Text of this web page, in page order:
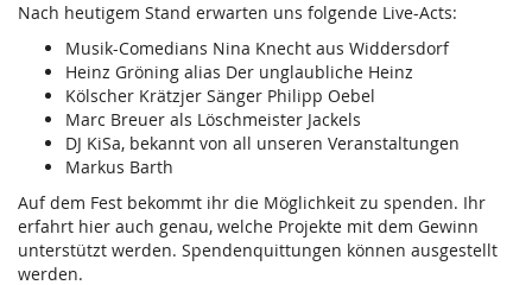
Nach heutigem Stand erwarten uns folgende Live-Acts:
Musik-Comedians Nina Knecht aus Widdersdorf
Heinz Gröning alias Der unglaubliche Heinz
Kölscher Krätzjer Sänger Philipp Oebel
Marc Breuer als Löschmeister Jackels
DJ KiSa, bekannt von all unseren Veranstaltungen
Markus Barth
Auf dem Fest bekommt ihr die Möglichkeit zu spenden. Ihr
erfahrt hier auch genau, welche Projekte mit dem Gewinn
unterstützt werden. Spendenquittungen können ausgestellt
werden.